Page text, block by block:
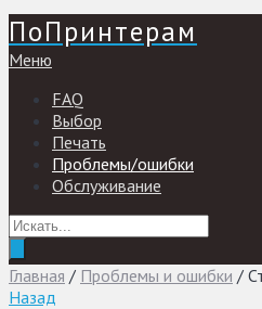
ПоПринтерам
Меню
FAQ
Выбор
Печать
Проблемы/ошибки
Обслуживание
Главная / Проблемы и ошибки /
Назад